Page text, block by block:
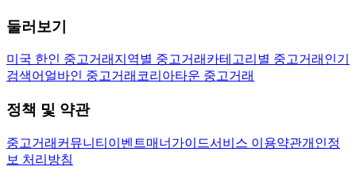
둘러보기
미국 한인 중고거래 지역별 중고거래 카테고리별 중고거래 인기
검색어 얼바인 중고거래 코리아타운 중고거래
정책 및 약관
중고거래 커뮤니티 이벤트매너가이드서비스 이용약관개인정
보 처리방침